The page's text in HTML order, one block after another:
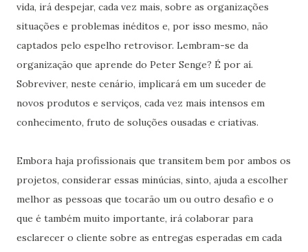
vida, irá despejar, cada vez mais, sobre as organizações
situações e problemas inéditos e, por isso mesmo, não
captados pelo espelho retrovisor. Lembram-se da
organização que aprende do Peter Senge? É por aí.
Sobreviver, neste cenário, implicará em um suceder de
novos produtos e serviços, cada vez mais intensos em
conhecimento, fruto de soluções ousadas e criativas.
Embora haja profissionais que transitem bem por ambos os
projetos, considerar essas minúcias, sinto, ajuda a escolher
melhor as pessoas que tocarão um ou outro desafio e o
que é também muito importante, irá colaborar para
esclarecer o cliente sobre as entregas esperadas em cada